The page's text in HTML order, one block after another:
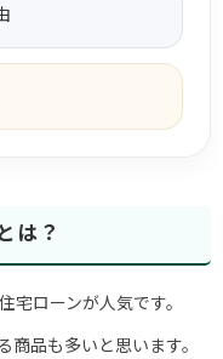
は？
ローンが人気です。
品も多いと思います。